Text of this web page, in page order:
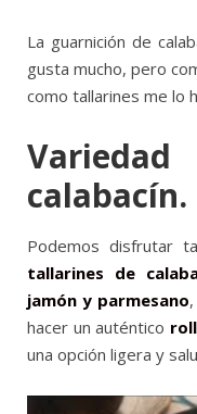
La guarnición de
gusta mucho, pero
como tallarines me lo
calabacín.
Podemos disfrutar
tallarines de
jamón y parmesano
hacer un auténtico
una opción ligera y